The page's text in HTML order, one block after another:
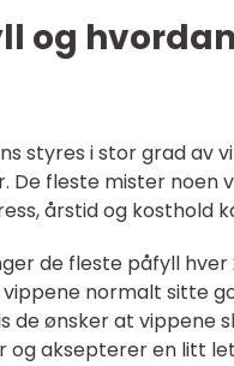
og
styres i stor grad av
De fleste mister noen
årstid og kosthold
de fleste påfyll
normalt sitte
ønsker at vippene
og aksepterer en litt